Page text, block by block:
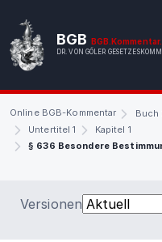
BGB
DR. VON GÖLER
Online BGB-Kommentar Buch
Untertitel 1
Kapitel 1
§ 636 Besondere
Versionen